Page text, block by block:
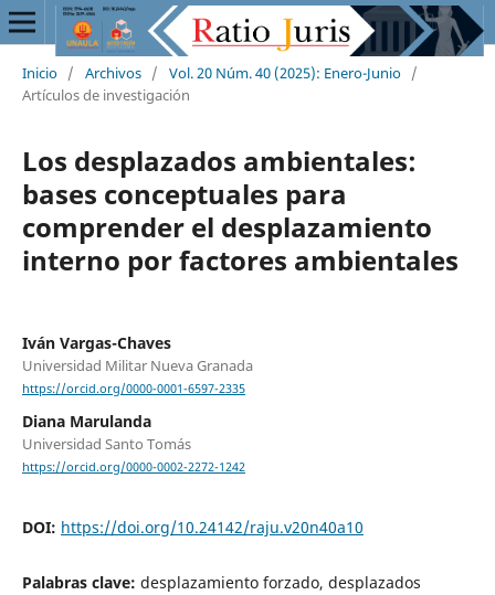
Inicio / Archivos / Vol. 20 Núm. 40 (2025): Enero-Junio /
Artículos de investigación
Los desplazados ambientales:
bases conceptuales para
comprender el desplazamiento
interno por factores ambientales
Iván Vargas-Chaves
Universidad Militar Nueva Granada
https://orcid.org/0000-0001-6597-2335
Diana Marulanda
Universidad Santo Tomás
https://orcid.org/0000-0002-2272-1242
DOI: https://doi.org/10.24142/raju.v20n40a10
Palabras clave: desplazamiento forzado, desplazados